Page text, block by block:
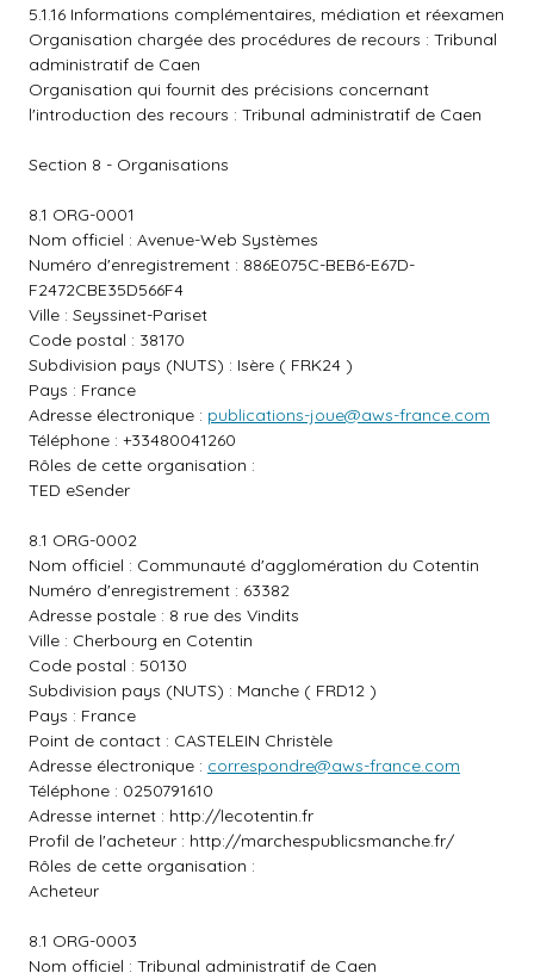
5.1.16 Informations complémentaires, médiation et réexamen
Organisation chargée des procédures de recours : Tribunal
administratif de Caen
Organisation qui fournit des précisions concernant
l'introduction des recours : Tribunal administratif de Caen
Section 8 - Organisations
8.1 ORG-0001
Nom officiel : Avenue-Web Systèmes
Numéro d'enregistrement : 886E075C-BEB6-E67D-
F2472CBE35D566F4
Ville : Seyssinet-Pariset
Code postal : 38170
Subdivision pays (NUTS) : Isère ( FRK24 )
Pays : France
Adresse électronique : publications-joue@aws-france.com
Téléphone : +33480041260
Rôles de cette organisation :
TED eSender
8.1 ORG-0002
Nom officiel : Communauté d'agglomération du Cotentin
Numéro d'enregistrement : 63382
Adresse postale : 8 rue des Vindits
Ville : Cherbourg en Cotentin
Code postal : 50130
Subdivision pays (NUTS) : Manche ( FRD12 )
Pays : France
Point de contact : CASTELEIN Christèle
Adresse électronique : correspondre@aws-france.com
Téléphone : 0250791610
Adresse internet : http://lecotentin.fr
Profil de l'acheteur : http://marchespublicsmanche.fr/
Rôles de cette organisation :
Acheteur
8.1 ORG-0003
Nom officiel : Tribunal administratif de Caen